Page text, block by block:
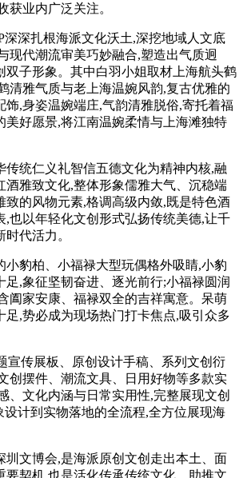
获业内广泛关注。
深扎根海派文化沃土,深挖地域人文底
现代潮流审美巧妙融合,塑造出气质迥
双子形象。其中白羽小姐取材上海航头鹤
清雅气质与老上海温婉风韵,复古优雅的
饰,身姿温婉端庄,气韵清雅脱俗,寄托着福
美好愿景,将江南温婉柔情与上海滩独特
统仁义礼智信五德文化为精神内核,融
酒雅致文化,整体形象儒雅大气、沉稳端
致的风物元素,格调高级内敛,既是特色酒
,也以年轻化文创形式弘扬传统美德,让千
代活力。
豹柏、小福禄大型玩偶格外吸睛,小豹
足,象征坚韧奋进、逐光前行;小福禄圆润
阖家安康、福禄双全的吉祥寓意。呆萌
足,势必成为现场热门打卡焦点,吸引众多
传展板、原创设计手稿、系列文创衍
创摆件、潮流文具、日用好物等多款实
、文化内涵与日常实用性,完整展现文创
设计到实物落地的全流程,全方位展现海
文博会,是海派原创文创走出本土、面
要契机,也是活化传承传统文化、助推文